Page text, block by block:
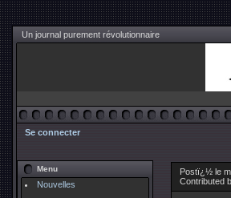
Un journal purement révolutionnaire
Se connecter
Menu
Nouvelles
Postï¿½ le
Contributed